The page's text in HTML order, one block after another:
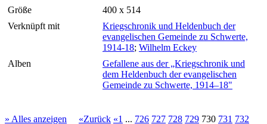
Größe
400 x 514
Verknüpft mit
Kriegschronik und Heldenbuch der
evangelischen Gemeinde zu Schwerte,
1914-18; Wilhelm Eckey
Alben
Gefallene aus der „Kriegschronik und
dem Heldenbuch der evangelischen
Gemeinde zu Schwerte, 1914–18"
» Alles anzeigen «Zurück «1 ... 726 727 728 729 730 731 732